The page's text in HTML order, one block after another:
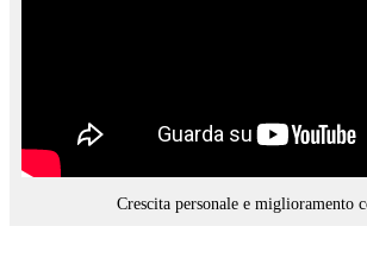
Crescita personale e miglioramento